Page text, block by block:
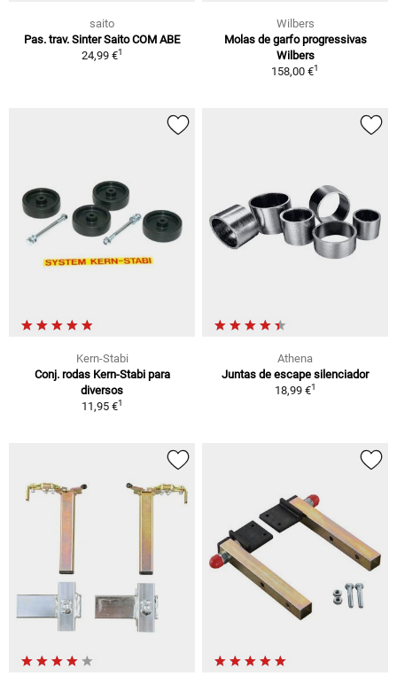
saito
Pas. trav. Sinter Saito COM ABE
24,99 €1
Wilbers
Molas de garfo progressivas
Wilbers
158,00 €1
Kern-Stabi
Conj. rodas Kern-Stabi para
diversos
11,95 €1
Athena
Juntas de escape silenciador
18,99 €1